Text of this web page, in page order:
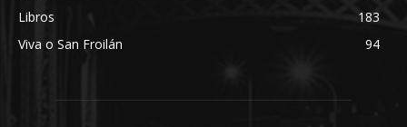
Libros
183
Viva o San Froilán
94